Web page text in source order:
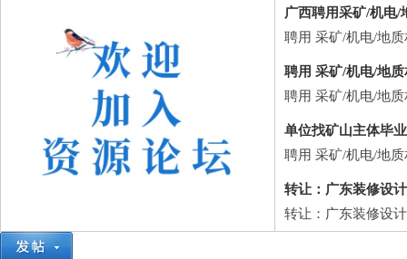
广西聘用采矿/机电/
聘用 采矿/机电/地
聘用 采矿/机电/地
聘用 采矿/机电/地
单位找矿山主体毕
聘用 采矿/机电/地
转让：广东装修设
转让：广东装修设